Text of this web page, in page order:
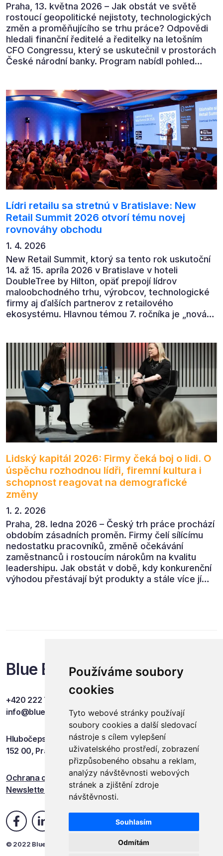
Používáme soubory
cookies
Tyto webové stránky používají
soubory cookies a další sledovací
nástroje s cílem vylepšení
uživatelského prostředí, zobrazení
přizpůsobeného obsahu a reklam,
analýzy návštěvnosti webových
stránek a zjištění zdroje
návštěvnosti.
Souhlasím
Odmítám
Praha, 13. května 2026 – Jak obstát ve světě
rostoucí geopolitické nejistoty, technologických
změn a proměňujícího se trhu práce? Odpovědi
hledali finanční ředitelé a ředitelky na letošním
CFO Congressu, který se uskutečnil v prostorách
České národní banky. Program nabídl pohled
automatizaci, leadership i budoucnost role CFO.
Lídri retailu sa stretnú v Bratislave: New
Retail Summit 2026 otvorí tému novej
rovnováhy obchodu
1. 4. 2026
New Retail Summit, ktorý sa tento rok uskutoční
14. až 15. apríla 2026 v Bratislave v hoteli
DoubleTree by Hilton, opäť prepojí lídrov
maloobchodného trhu, výrobcov, technologické
firmy aj ďalších partnerov z retailového
ekosystému. Hlavnou témou 7. ročníka je „nová
Lidský kapitál 2026: Firmy čeká boj o lidi. O
úspěchu rozhodnou lídři, firemní kultura i
schopnost reagovat na demografické
změny
1. 2. 2026
Praha, 28. ledna 2026 – Český trh práce prochází
obdobím zásadních proměn. Firmy čelí sílícímu
nedostatku pracovníků, změně očekávání
zaměstnanců i rostoucím nárokům na kvalitu
leadershipu. Jak obstát v době, kdy konkurenční
výhodou přestávají být produkty a stále více jí
Blue Events
+420 222 749 841
info@blueevents.eu
Hlubočepská 701/38c
152 00, Praha 5
Ochrana osobních údajů
Newsletter
© 2022 Blue Events